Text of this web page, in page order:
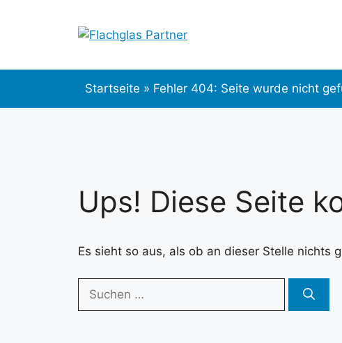
Startseite » Fehler 404: Seite wurde nicht
Ups! Diese Seite
Es sieht so aus, als ob an dieser Stelle nichts
nach: